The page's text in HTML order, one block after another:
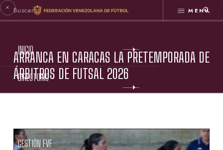
MENÚ
INICIO
DIRECTORIO
GESTIÓN FVF
ARRANCA EN CARACAS LA PRETEMPORADA DE
ÁRBITROS DE FUTSAL 2026